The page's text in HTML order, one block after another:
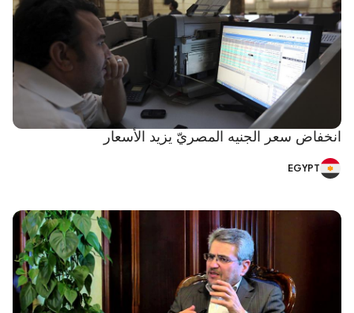
انخفاض سعر الجنيه المصريّ يزيد الأسعار
EGYPT